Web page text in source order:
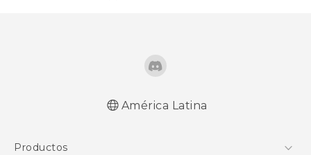
América Latina
Productos